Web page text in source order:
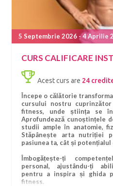
5 Septembrie 2026 - 4 Aprilie
CURS CALIFICARE
Acest curs are 24
Începe o călătorie
cursului nostru
fitness, unde știința se
Aprofundează cunoștințele
studii ample în anatomie,
Stăpânește arta nutriției
pasiunea ta, cât și
Îmbogățește-ți
personal, ajustându-ți
pentru a inspira și ghida
fitness.